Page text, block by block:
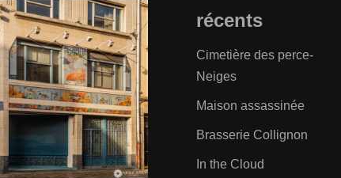
récents
Cimetière des perce-
Neiges
Maison assassinée
Brasserie Collignon
In the Cloud